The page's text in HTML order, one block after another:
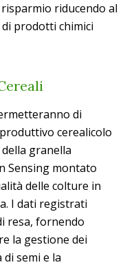
riducendo al
prodotti chimici
di
cerealicolo
granella
Sensing montato
delle colture in
I dati registrati
resa, fornendo
la gestione dei
semi e la